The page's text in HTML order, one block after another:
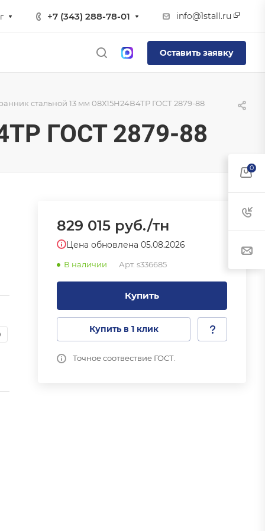
+7 (343) 288-78-01 info@1stall.ru
Оставить заявку
стальной 13 мм 08Х15Н24В4ТР ГОСТ 2879-88
ГОСТ 2879-88
829 015 руб./тн
Цена обновлена 05.08.2026
В наличии Арт. s336685
Купить
Купить в 1 клик
Точное соотвествие ГОСТ.
0